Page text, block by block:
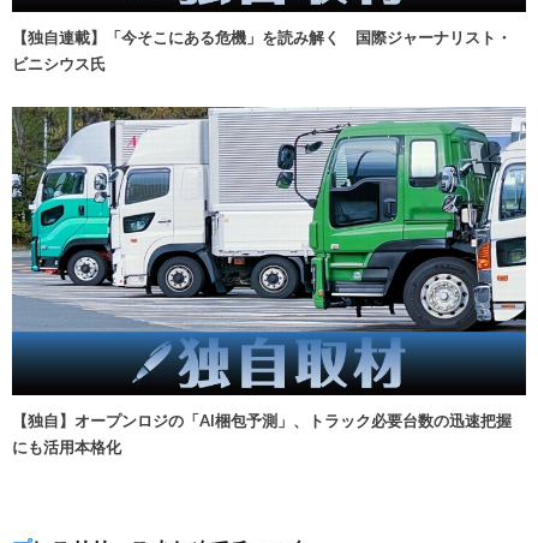
【独自連載】「今そこにある危機」を読み解く 国際ジャーナリスト・
ビニシウス氏
【独自】オープンロジの「AI梱包予測」、トラック必要台数の迅速把握
にも活用本格化